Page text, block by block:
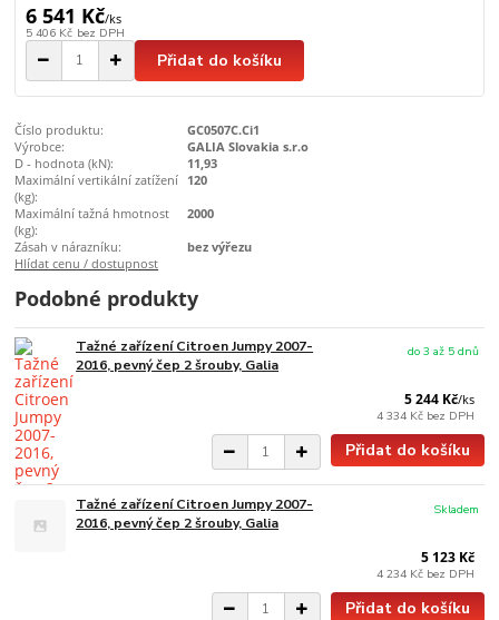
6 541 Kč/ks
5 406 Kč bez DPH
Přidat do košíku
Číslo produktu:
GC0507C.Ci1
Výrobce:
GALIA Slovakia s.r.o
D - hodnota (kN):
11,93
Maximální vertikální zatížení
(kg):
120
Maximální tažná hmotnost
(kg):
2000
Zásah v nárazníku:
bez výřezu
Hlídat cenu / dostupnost
Podobné produkty
Tažné zařízení Citroen Jumpy 2007-
2016, pevný čep 2 šrouby, Galia
5 244 Kč/ks
4 334 Kč bez DPH
do 3 až 5 dnů
Přidat do košíku
Tažné zařízení Citroen Jumpy 2007-
2016, pevný čep 2 šrouby, Galia
5 123 Kč
4 234 Kč bez DPH
Skladem
Přidat do košíku